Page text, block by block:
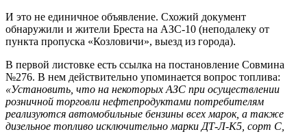
И это не единичное объявление. Схожий документ
обнаружили и жители Бреста на АЗС-10 (неподалеку от
пункта пропуска «Козловичи», выезд из города).
В первой листовке есть ссылка на постановление Совмина
№276. В нем действительно упоминается вопрос топлива:
«Установить, что на некоторых АЗС при осуществлении
розничной торговли нефтепродуктами потребителям
реализуются автомобильные бензины всех марок, а также
дизельное топливо исключительно марки ДТ-Л-К5, сорт С,